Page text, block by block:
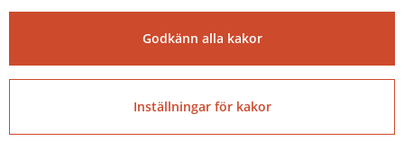
marten.gustafsson@tibro.se
Godkänn alla kakor
Inställningar för kakor